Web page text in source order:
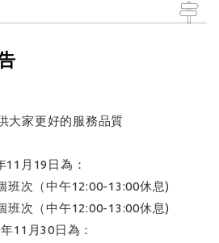
大家更好的服務品質
11月19日為：
班次（中午12:00-13:00休息)
班次（中午12:00-13:00休息)
11月30日為：